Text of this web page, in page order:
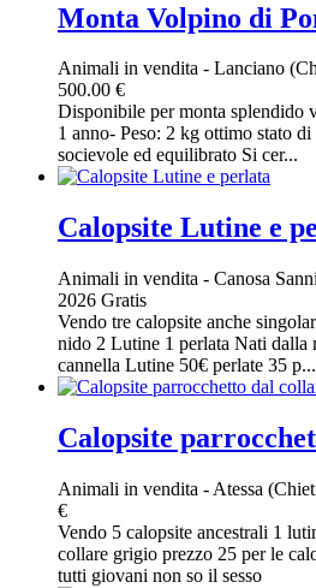
Monta Volpino di
Animali in vendita - Lanciano
500.00 €
Disponibile per monta splendido
1 anno- Peso: 2 kg ottimo stato di
socievole ed equilibrato Si cer...
Calopsite Lutine e
Animali in vendita - Canosa
2026 Gratis
Vendo tre calopsite anche
nido 2 Lutine 1 perlata Nati dalla
cannella Lutine 50€ perlate 35 p...
Calopsite
Animali in vendita - Atessa
€
Vendo 5 calopsite ancestrali 1
collare grigio prezzo 25 per le
tutti giovani non so il sesso